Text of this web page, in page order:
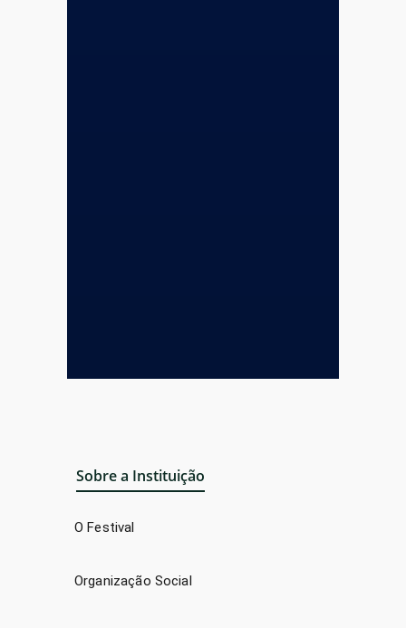
Sobre a Instituição
O Festival
Organização Social